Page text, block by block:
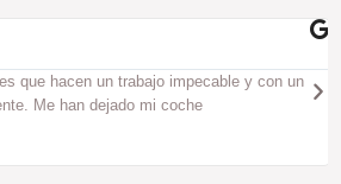
que hacen un trabajo impecable y con un
Me han dejado mi coche